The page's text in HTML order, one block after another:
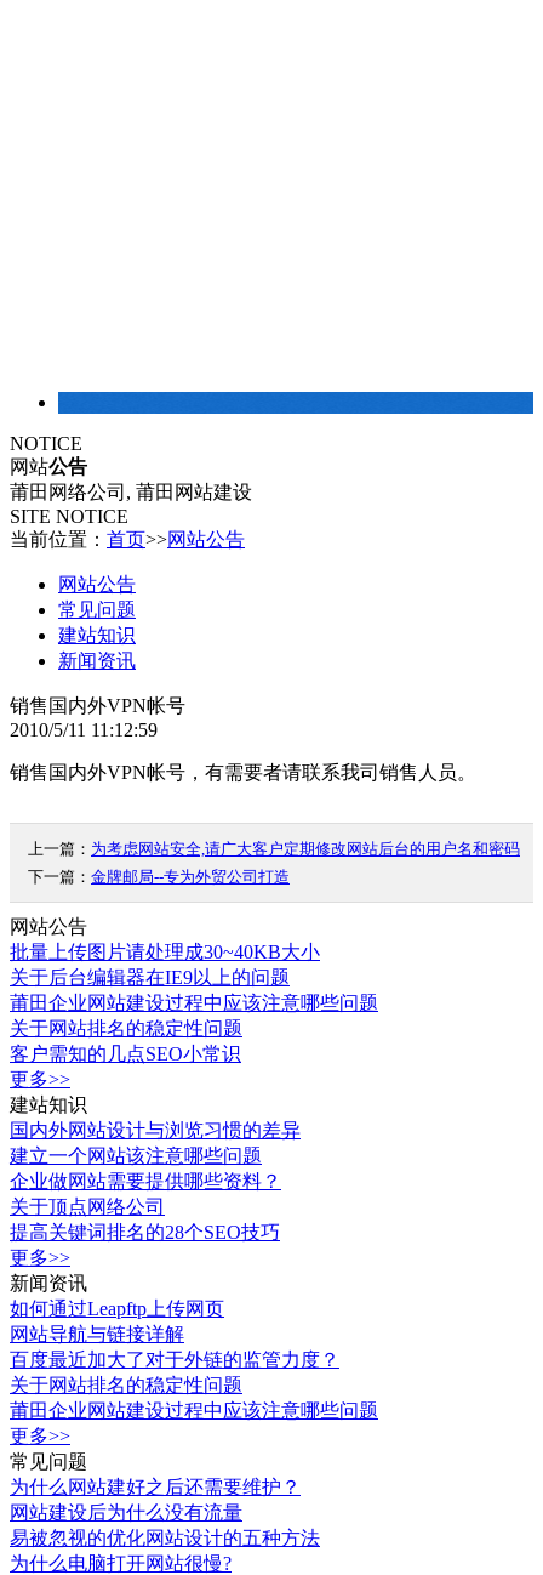
NOTICE
网站公告
莆田网络公司, 莆田网站建设
SITE NOTICE
当前位置： 首页>>网站公告
网站公告
常见问题
建站知识
新闻资讯
销售国内外VPN帐号
2010/5/11 11:12:59
销售国内外VPN帐号，有需要者请联系我司销售人员。
上一篇： 为考虑网站安全,请广大客户定期修改网站后台的用户名和密码
下一篇： 金牌邮局--专为外贸公司打造
网站公告
批量上传图片请处理成30~40KB大小
关于后台编辑器在IE9以上的问题
莆田企业网站建设过程中应该注意哪些问题
关于网站排名的稳定性问题
客户需知的几点SEO小常识
更多>>
建站知识
国内外网站设计与浏览习惯的差异
建立一个网站该注意哪些问题
企业做网站需要提供哪些资料？
关于顶点网络公司
提高关键词排名的28个SEO技巧
更多>>
新闻资讯
如何通过Leapftp上传网页
网站导航与链接详解
百度最近加大了对于外链的监管力度？
关于网站排名的稳定性问题
莆田企业网站建设过程中应该注意哪些问题
更多>>
常见问题
为什么网站建好之后还需要维护？
网站建设后为什么没有流量
易被忽视的优化网站设计的五种方法
为什么电脑打开网站很慢?